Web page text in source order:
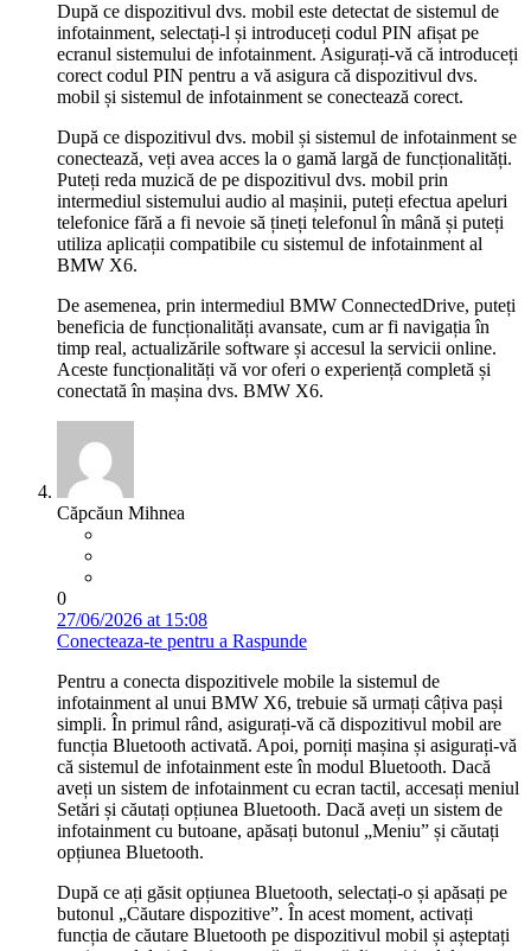
După ce dispozitivul dvs. mobil este detectat de sistemul de
infotainment, selectați-l și introduceți codul PIN afișat pe
ecranul sistemului de infotainment. Asigurați-vă că introduceți
corect codul PIN pentru a vă asigura că dispozitivul dvs.
mobil și sistemul de infotainment se conectează corect.
După ce dispozitivul dvs. mobil și sistemul de infotainment se
conectează, veți avea acces la o gamă largă de funcționalități.
Puteți reda muzică de pe dispozitivul dvs. mobil prin
intermediul sistemului audio al mașinii, puteți efectua apeluri
telefonice fără a fi nevoie să țineți telefonul în mână și puteți
utiliza aplicații compatibile cu sistemul de infotainment al
BMW X6.
De asemenea, prin intermediul BMW ConnectedDrive, puteți
beneficia de funcționalități avansate, cum ar fi navigația în
timp real, actualizările software și accesul la servicii online.
Aceste funcționalități vă vor oferi o experiență completă și
conectată în mașina dvs. BMW X6.
Căpcăun Mihnea
0
27/06/2026 at 15:08
Conecteaza-te pentru a Raspunde
Pentru a conecta dispozitivele mobile la sistemul de
infotainment al unui BMW X6, trebuie să urmați câțiva pași
simpli. În primul rând, asigurați-vă că dispozitivul mobil are
funcția Bluetooth activată. Apoi, porniți mașina și asigurați-vă
că sistemul de infotainment este în modul Bluetooth. Dacă
aveți un sistem de infotainment cu ecran tactil, accesați meniul
Setări și căutați opțiunea Bluetooth. Dacă aveți un sistem de
infotainment cu butoane, apăsați butonul „Meniu” și căutați
opțiunea Bluetooth.
După ce ați găsit opțiunea Bluetooth, selectați-o și apăsați pe
butonul „Căutare dispozitive”. În acest moment, activați
funcția de căutare Bluetooth pe dispozitivul mobil și așteptați